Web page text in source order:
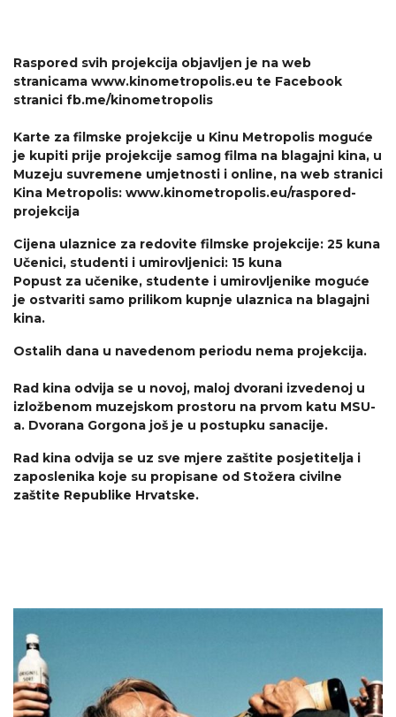
Raspored svih projekcija objavljen je na web
stranicama www.kinometropolis.eu te Facebook
stranici fb.me/kinometropolis
Karte za filmske projekcije u Kinu Metropolis moguće
je kupiti prije projekcije samog filma na blagajni kina, u
Muzeju suvremene umjetnosti i online, na web stranici
Kina Metropolis: www.kinometropolis.eu/raspored-
projekcija
Cijena ulaznice za redovite filmske projekcije: 25 kuna
Učenici, studenti i umirovljenici: 15 kuna
Popust za učenike, studente i umirovljenike moguće
je ostvariti samo prilikom kupnje ulaznica na blagajni
kina.
Ostalih dana u navedenom periodu nema projekcija.
Rad kina odvija se u novoj, maloj dvorani izvedenoj u
izložbenom muzejskom prostoru na prvom katu MSU-
a. Dvorana Gorgona još je u postupku sanacije.
Rad kina odvija se uz sve mjere zaštite posjetitelja i
zaposlenika koje su propisane od Stožera civilne
zaštite Republike Hrvatske.